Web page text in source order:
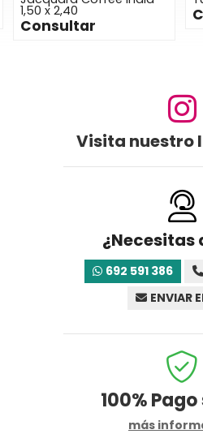
1,50 x 2,40
Consultar
Visita nuestro
¿Necesitas
692 591 386
ENVIAR
100%
más